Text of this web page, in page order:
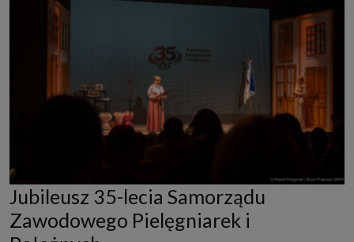
Jubileusz 35-lecia Samorządu
Zawodowego Pielęgniarek i